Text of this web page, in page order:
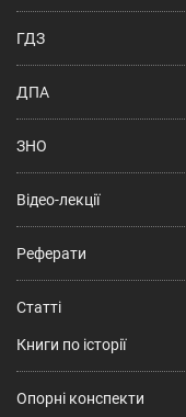
ГДЗ
ДПА
ЗНО
Відео-лекції
Реферати
Статті
Книги по історії
Опорні конспекти